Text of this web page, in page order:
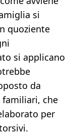
si
quoziente
si applicano
da
familiari, che
per